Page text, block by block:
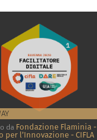
da Fondazione Flaminia -
per l’Innovazione - CIFLA